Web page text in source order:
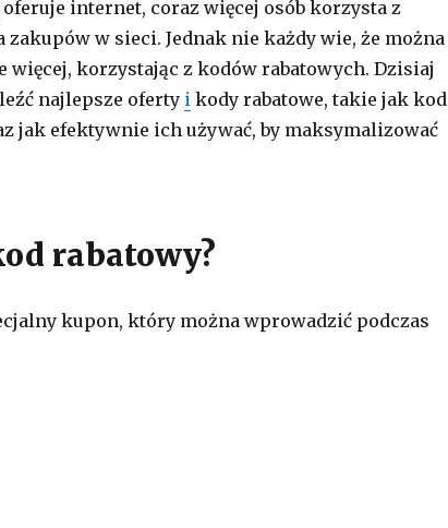
internet, coraz więcej osób korzysta z
w sieci. Jednak nie każdy wie, że można
więcej, korzystając z kodów rabatowych. Dzisiaj
najlepsze oferty ikody rabatowe, takie jak kod
jak efektywnie ich używać, by maksymalizować
rabatowy?
kupon, który można wprowadzić podczas